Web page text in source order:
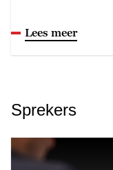
Lees meer
Sprekers